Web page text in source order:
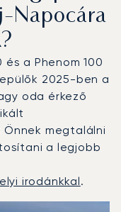
Napocára
a Phenom 100
2025-ben a
oda érkező
megtalálni
a legjobb
irodánkkal.